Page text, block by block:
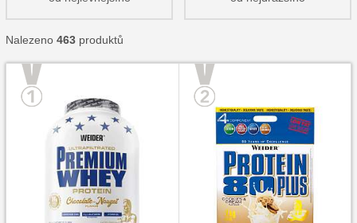
Nalezeno 463 produktů